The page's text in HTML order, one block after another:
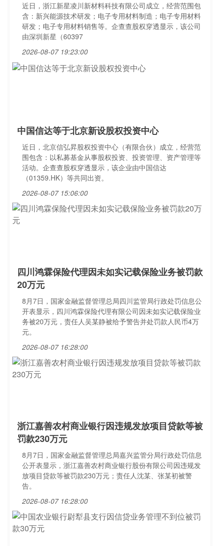
近日，浙江新星凌川新材料科技有限公司成立，经营范围包
含：新兴能源技术研发；电子专用材料制造；电子专用材料
研发；电子专用材料销售等。企查查股权穿透显示，该公司
由深圳新星（60397
2026-08-07 19:23:00
中国信达等于北京新设股权投资中心
近日，北京信弘昇股权投资中心（有限合伙）成立，经营范
围包含：以私募基金从事股权投资、投资管理、资产管理等
活动。企查查股权穿透显示，该企业由中国信达
（01359.HK）等共同出资。
2026-08-07 15:06:00
四川鸿霖保险代理因未如实记载保险业务被罚款
20万元
8月7日，国家金融监督管理总局四川监管局行政处罚信息公
开表显示，四川鸿霖保险代理有限公司因未如实记载保险业
务被20万元，责任人吴某静被给予警告并处罚款人民币4万
元。
2026-08-07 16:28:00
浙江嘉善农村商业银行因违规发放项目贷款等被
罚款230万元
8月7日，国家金融监督管理总局嘉兴监管分局行政处罚信息
公开表显示，浙江嘉善农村商业银行股份有限公司因违规发
放项目贷款等被罚款230万元；责任人沈某、张某初被警
告。
2026-08-07 16:28:00